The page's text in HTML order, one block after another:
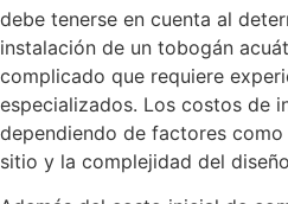
debe tenerse en cuenta al
instalación de un tobogán
complicado que requiere
especializados. Los costos de
dependiendo de factores
sitio y la complejidad del